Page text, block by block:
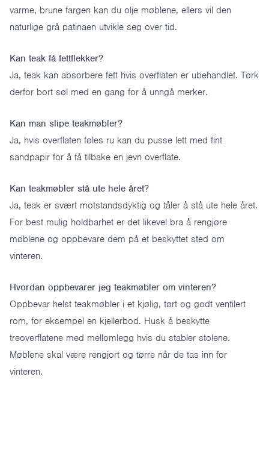
varme, brune fargen kan du olje møblene, ellers vil den
naturlige grå patinaen utvikle seg over tid.
Kan teak få fettflekker?
Ja, teak kan absorbere fett hvis overflaten er ubehandlet. Tørk
derfor bort søl med en gang for å unngå merker.
Kan man slipe teakmøbler?
Ja, hvis overflaten føles ru kan du pusse lett med fint
sandpapir for å få tilbake en jevn overflate.
Kan teakmøbler stå ute hele året?
Ja, teak er svært motstandsdyktig og tåler å stå ute hele året.
For best mulig holdbarhet er det likevel bra å rengjøre
møblene og oppbevare dem på et beskyttet sted om
vinteren.
Hvordan oppbevarer jeg teakmøbler om vinteren?
Oppbevar helst teakmøbler i et kjølig, tørt og godt ventilert
rom, for eksempel en kjellerbod. Husk å beskytte
treoverflatene med mellomlegg hvis du stabler stolene.
Møblene skal være rengjort og tørre når de tas inn for
vinteren.